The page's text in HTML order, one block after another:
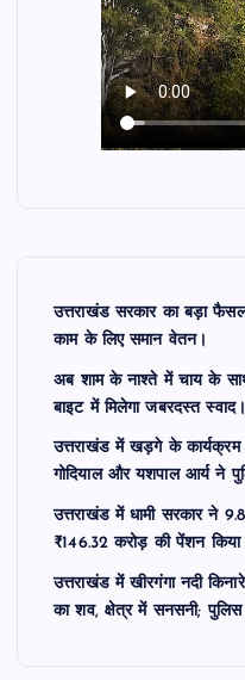
उत्तराखंड सरकार का बड़ा
काम के लिए समान वेतन।
अब शाम के नाश्ते में चाय के
बाइट में मिलेगा जबरदस्त स्वाद।
उत्तराखंड में खड़गे के कार्यक्रम
गोदियाल और यशपाल आर्य ने
उत्तराखंड में धामी सरकार ने
₹146.32 करोड़ की पेंशन किया
उत्तराखंड में खीरगंगा नदी
का शव, क्षेत्र में सनसनी;